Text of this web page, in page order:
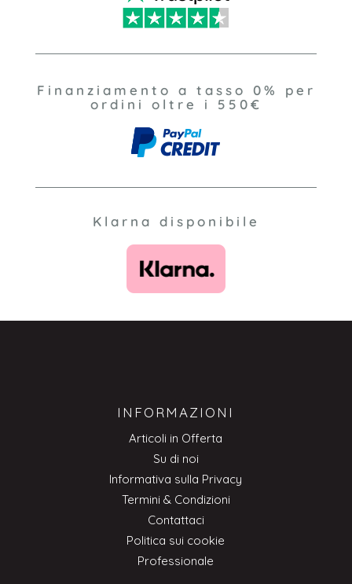
Finanziamento a tasso 0% per
ordini oltre i 550€
Klarna disponibile
INFORMAZIONI
Articoli in Offerta
Su di noi
Informativa sulla Privacy
Termini & Condizioni
Contattaci
Politica sui cookie
Professionale